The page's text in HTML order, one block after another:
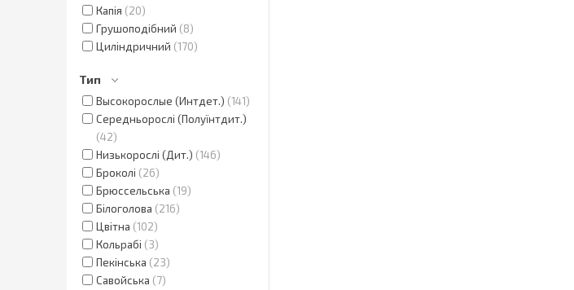
Капія
20
Грушоподібний
8
Циліндричний 170
Тип
Высокорослые (Интдет.) 141
Середньорослі (Полуїнтдит.)
42
Низькорослі (Дит.) 146
Броколі
26
Брюссельська 19
Білоголова
216
Цвітна 102
Кольрабі
3
Пекінська
23
Савойська
7